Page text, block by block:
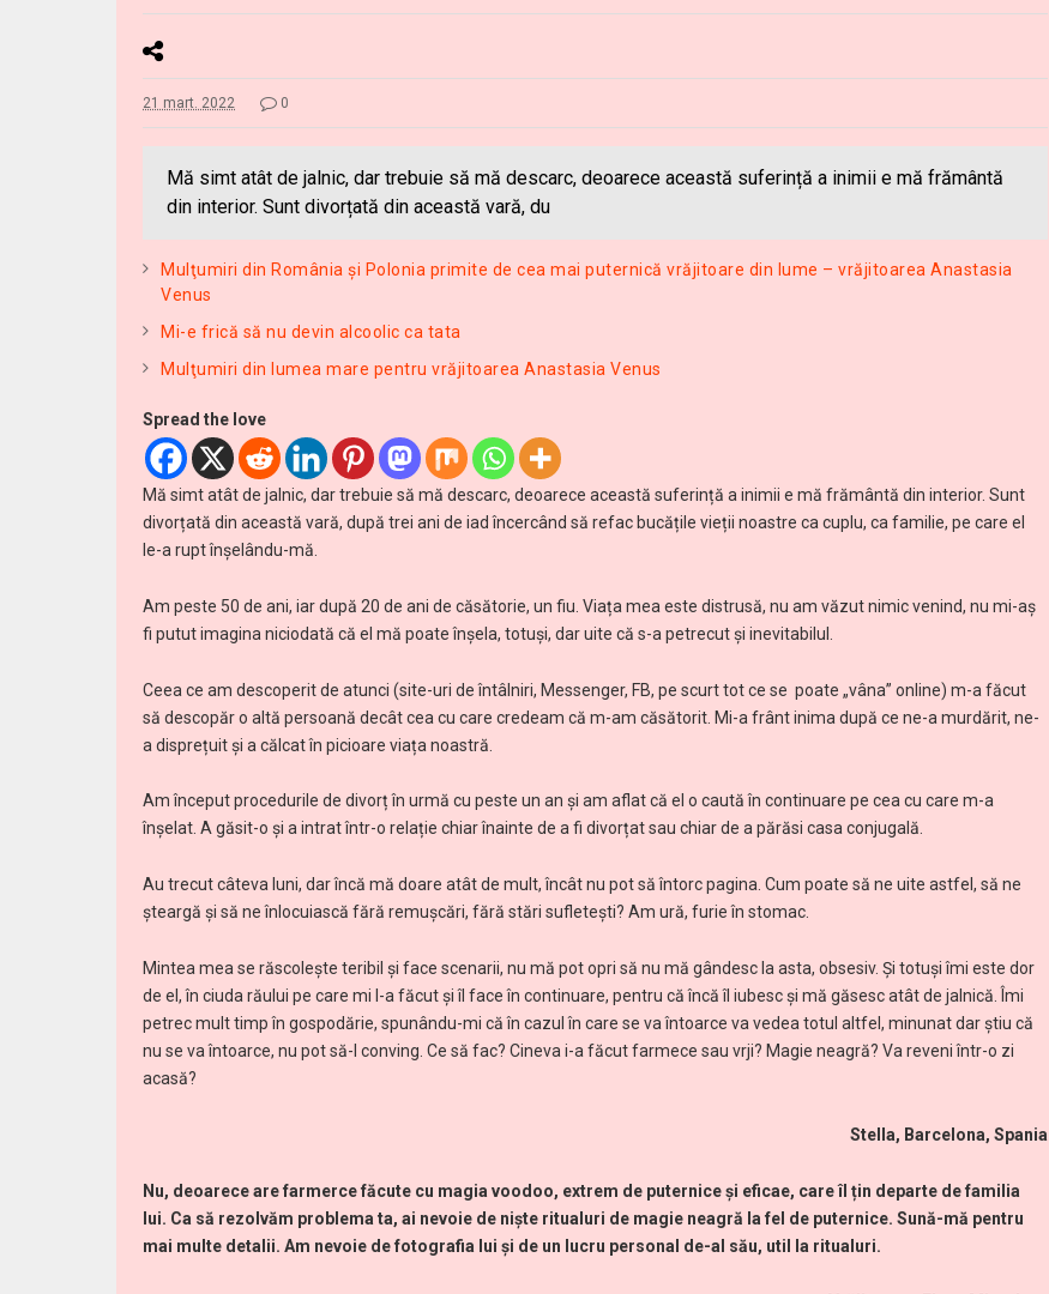
21 mart. 2022 0
Mă simt atât de jalnic, dar trebuie să mă descarc, deoarece această suferință a inimii e mă frământă
din interior. Sunt divorțată din această vară, du
Mulţumiri din România și Polonia primite de cea mai puternică vrăjitoare din lume – vrăjitoarea Anastasia
Venus
Mi-e frică să nu devin alcoolic ca tata
Mulţumiri din lumea mare pentru vrăjitoarea Anastasia Venus
Spread the love
Mă simt atât de jalnic, dar trebuie să mă descarc, deoarece această suferință a inimii e mă frământă din interior. Sunt
divorțată din această vară, după trei ani de iad încercând să refac bucățile vieții noastre ca cuplu, ca familie, pe care el
le-a rupt înșelându-mă.
Am peste 50 de ani, iar după 20 de ani de căsătorie, un fiu. Viața mea este distrusă, nu am văzut nimic venind, nu mi-aș
fi putut imagina niciodată că el mă poate înșela, totuși, dar uite că s-a petrecut și inevitabilul.
Ceea ce am descoperit de atunci (site-uri de întâlniri, Messenger, FB, pe scurt tot ce se poate „vâna” online) m-a făcut
să descopăr o altă persoană decât cea cu care credeam că m-am căsătorit. Mi-a frânt inima după ce ne-a murdărit, ne-
a disprețuit și a călcat în picioare viața noastră.
Am început procedurile de divorț în urmă cu peste un an și am aflat că el o caută în continuare pe cea cu care m-a
înșelat. A găsit-o și a intrat într-o relație chiar înainte de a fi divorțat sau chiar de a părăsi casa conjugală.
Au trecut câteva luni, dar încă mă doare atât de mult, încât nu pot să întorc pagina. Cum poate să ne uite astfel, să ne
șteargă și să ne înlocuiască fără remușcări, fără stări sufletești? Am ură, furie în stomac.
Mintea mea se răscolește teribil și face scenarii, nu mă pot opri să nu mă gândesc la asta, obsesiv. Și totuși îmi este dor
de el, în ciuda răului pe care mi l-a făcut și îl face în continuare, pentru că încă îl iubesc și mă găsesc atât de jalnică. Îmi
petrec mult timp în gospodărie, spunându-mi că în cazul în care se va întoarce va vedea totul altfel, minunat dar știu că
nu se va întoarce, nu pot să-l conving. Ce să fac? Cineva i-a făcut farmece sau vrji? Magie neagră? Va reveni într-o zi
acasă?
Stella, Barcelona, Spania
Nu, deoarece are farmerce făcute cu magia voodoo, extrem de puternice și eficae, care îl țin departe de familia
lui. Ca să rezolvăm problema ta, ai nevoie de niște ritualuri de magie neagră la fel de puternice. Sună-mă pentru
mai multe detalii. Am nevoie de fotografia lui și de un lucru personal de-al său, util la ritualuri.